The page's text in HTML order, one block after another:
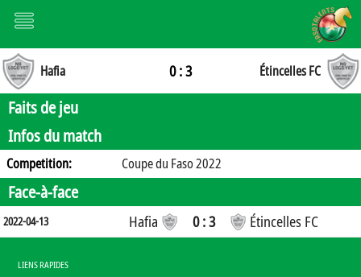
Hafia 0 : 3 Étincelles FC
Faits de jeu
Infos du match
Competition: Coupe du Faso 2022
Face-à-face
2022-04-13 Hafia 0 : 3 Étincelles FC
LIENS RAPIDES